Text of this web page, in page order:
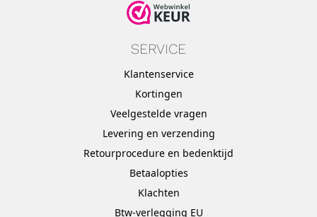
SERVICE
Klantenservice
Kortingen
Veelgestelde vragen
Levering en verzending
Retourprocedure en bedenktijd
Betaalopties
Klachten
Btw-verlegging EU